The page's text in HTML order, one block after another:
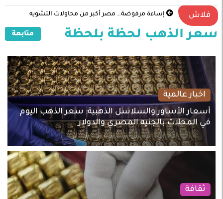
فلاش إساءة مرفوضة.. مصر أكبر من محاولات التشويه
سعر الذهب لحظة بلحظة متابعة
اخبار عالمية
أسعار الأساور والسلاسل الذهبية: سعر الذهب اليوم
في المحلات بالجنيه المصري والدولار
ثقافة